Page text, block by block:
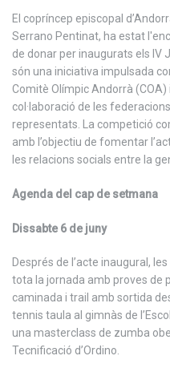
El copríncep episcopal
Serrano Pentinat, ha estat
de donar per inaugurats els IV
són una iniciativa impulsada
Comitè Olímpic Andorrà (COA)
col·laboració de les
representats. La competició
amb l’objectiu de fomentar
les relacions socials entre la
Agenda del cap de setmana
Dissabte 6 de juny
Després de l’acte inaugural,
tota la jornada amb proves de
caminada i trail amb sortida
tennis taula al gimnàs de
una masterclass de zumba
Tecnificació d’Ordino.